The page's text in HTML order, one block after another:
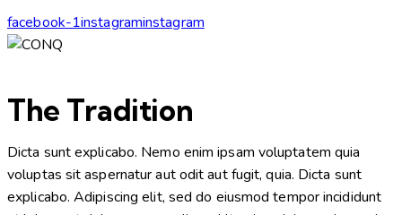
facebook-1instagraminstagram
The Tradition
Dicta sunt explicabo. Nemo enim ipsam voluptatem quia
voluptas sit aspernatur aut odit aut fugit, quia. Dicta sunt
explicabo. Adipiscing elit, sed do eiusmod tempor incididunt